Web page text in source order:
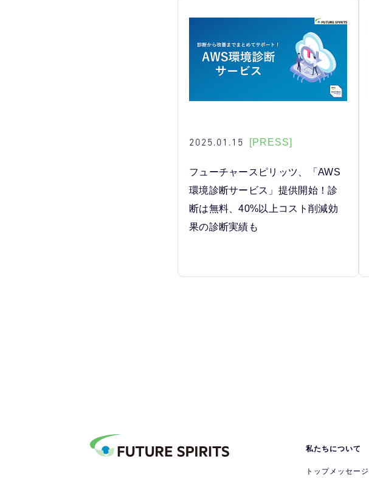
2025.01.15 [PRESS]
フューチャースピリッツ、「AWS
環境診断サービス」提供開始！診
断は無料、40%以上コスト削減効
果の診断実績も
私たちについて
トップメッセージ